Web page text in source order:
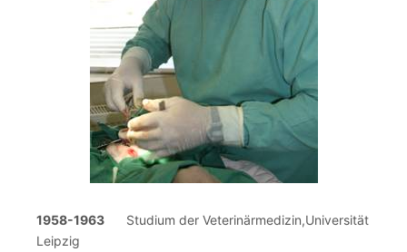
1958-1963 Studium der Veterinärmedizin,Universität
Leipzig